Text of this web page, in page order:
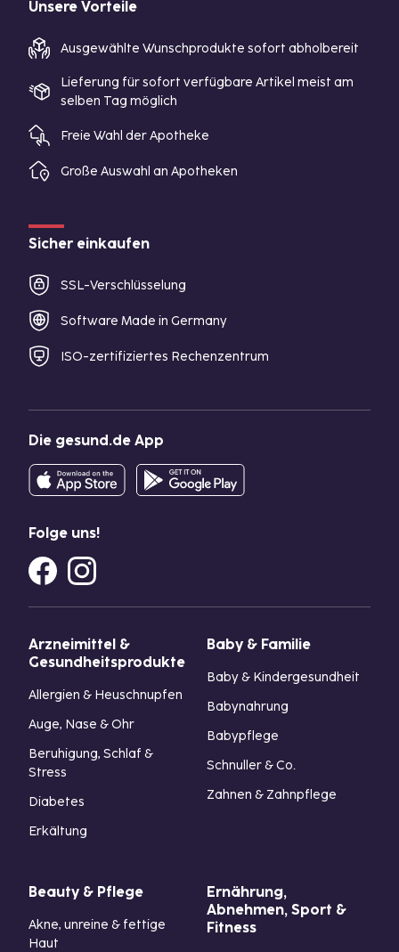
Unsere Vorteile
Ausgewählte Wunschprodukte sofort abholbereit
Lieferung für sofort verfügbare Artikel meist am
selben Tag möglich
Freie Wahl der Apotheke
Große Auswahl an Apotheken
Sicher einkaufen
SSL-Verschlüsselung
Software Made in Germany
ISO-zertifiziertes Rechenzentrum
Die gesund.de App
Folge uns!
Arzneimittel &
Gesundheitsprodukte
Allergien & Heuschnupfen
Auge, Nase & Ohr
Beruhigung, Schlaf &
Stress
Diabetes
Erkältung
Baby & Familie
Baby & Kindergesundheit
Babynahrung
Babypflege
Schnuller & Co.
Zahnen & Zahnpflege
Beauty & Pflege
Akne, unreine & fettige
Haut
Ernährung,
Abnehmen, Sport &
Fitness